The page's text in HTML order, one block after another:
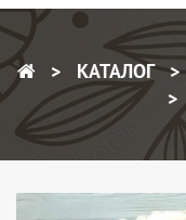
КАТАЛОГ